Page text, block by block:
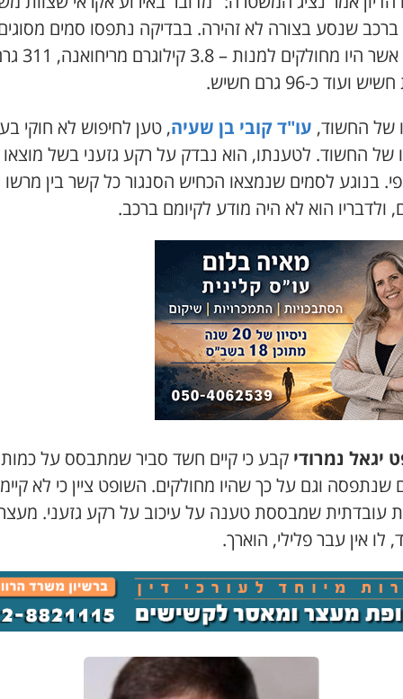
ברכב שנסע בצורה לא זהירה. בבדיקה נתפסו סמים
שונים אשר היו מחולקים למנות –
ועוד כ-96 גרם חשיש.
של החשוד, עו"ד קובי בן שעיה, טען לחיפוש לא חוקי
של החשוד. לטענתו, הוא נבדק על רקע גזעני בשל מוצאו
בנוגע לסמים שנמצאו הכחיש הסנגור כל קשר בין מרשו
ולדבריו הוא לא היה מודע לקיומם ברכב.
יגאל נמרודי קבע כי קיים חשד סביר שמתבסס על כמות
שנתפסה וגם על כך שהיו מחולקים. השופט ציין כי לא
עובדתית שמבססת טענה על עיכוב על רקע גזעני.
לו אין עבר פלילי, הוארך.